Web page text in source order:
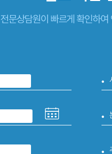
전문상담원이 빠르게 확인하